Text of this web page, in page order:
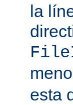
la
esta